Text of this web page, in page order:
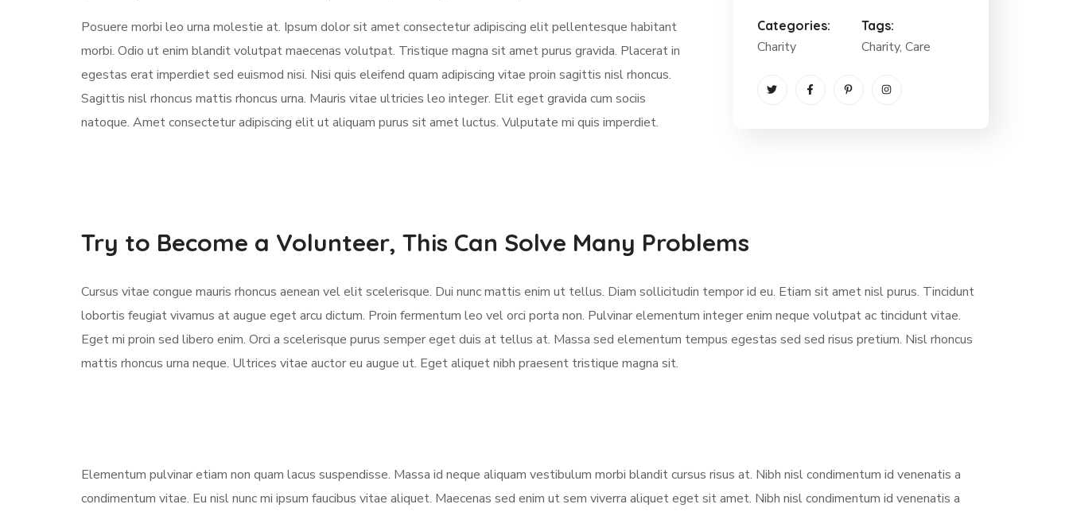
Posuere morbi leo urna molestie at. Ipsum dolor sit amet consectetur adipiscing elit pellentesque habitant
morbi. Odio ut enim blandit volutpat maecenas volutpat. Tristique magna sit amet purus gravida. Placerat in
egestas erat imperdiet sed euismod nisi. Nisi quis eleifend quam adipiscing vitae proin sagittis nisl rhoncus.
Sagittis nisl rhoncus mattis rhoncus urna. Mauris vitae ultricies leo integer. Elit eget gravida cum sociis
natoque. Amet consectetur adipiscing elit ut aliquam purus sit amet luctus. Vulputate mi quis imperdiet.
Categories:
Charity
Tags:
Charity, Care
Try to Become a Volunteer, This Can Solve Many Problems
Cursus vitae congue mauris rhoncus aenean vel elit scelerisque. Dui nunc mattis enim ut tellus. Diam sollicitudin tempor id eu. Etiam sit amet nisl purus. Tincidunt
lobortis feugiat vivamus at augue eget arcu dictum. Proin fermentum leo vel orci porta non. Pulvinar elementum integer enim neque volutpat ac tincidunt vitae.
Eget mi proin sed libero enim. Orci a scelerisque purus semper eget duis at tellus at. Massa sed elementum tempus egestas sed sed risus pretium. Nisl rhoncus
mattis rhoncus urna neque. Ultrices vitae auctor eu augue ut. Eget aliquet nibh praesent tristique magna sit.
Elementum pulvinar etiam non quam lacus suspendisse. Massa id neque aliquam vestibulum morbi blandit cursus risus at. Nibh nisl condimentum id venenatis a
condimentum vitae. Eu nisl nunc mi ipsum faucibus vitae aliquet. Maecenas sed enim ut sem viverra aliquet eget sit amet. Nibh nisl condimentum id venenatis a